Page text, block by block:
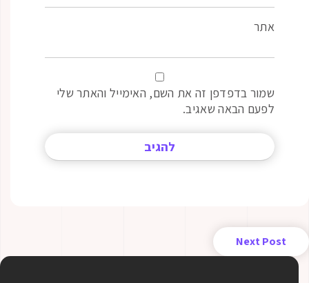
אתר
שמור בדפדפן זה את השם, האימייל והאתר שלי
לפעם הבאה שאגיב.
Next Post